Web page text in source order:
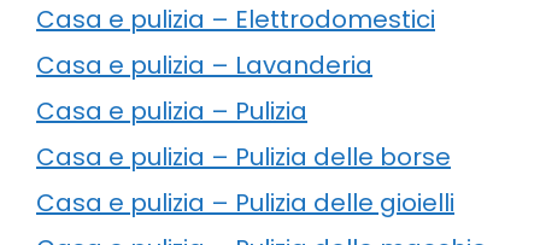
Casa e pulizia – Elettrodomestici
Casa e pulizia – Lavanderia
Casa e pulizia – Pulizia
Casa e pulizia – Pulizia delle borse
Casa e pulizia – Pulizia delle gioielli